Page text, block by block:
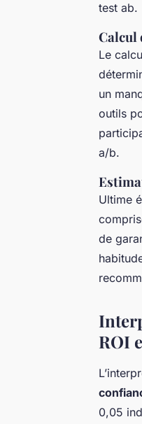
test ab.
Calcul
Le
un
outils
a/b.
Ultime
de
ROI
0,05